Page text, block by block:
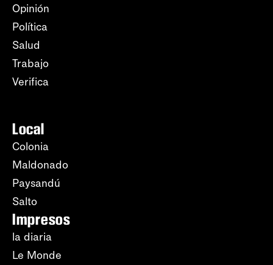
Opinión
Política
Salud
Trabajo
Verifica
Local
Colonia
Maldonado
Paysandú
Salto
Impresos
la diaria
Le Monde